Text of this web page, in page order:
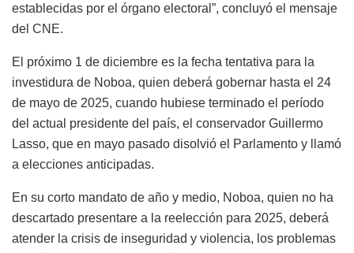
establecidas por el órgano electoral”, concluyó el mensaje
del CNE.
El próximo 1 de diciembre es la fecha tentativa para la
investidura de Noboa, quien deberá gobernar hasta el 24
de mayo de 2025, cuando hubiese terminado el período
del actual presidente del país, el conservador Guillermo
Lasso, que en mayo pasado disolvió el Parlamento y llamó
a elecciones anticipadas.
En su corto mandato de año y medio, Noboa, quien no ha
descartado presentare a la reelección para 2025, deberá
atender la crisis de inseguridad y violencia, los problemas